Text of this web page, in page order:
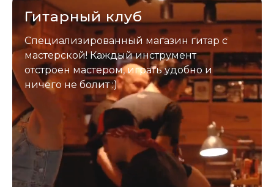
Гитарный клуб
Специализированный магазин гитар с
мастерской! Каждый инструмент
отстроен мастером, играть удобно и
ничего не болит :)